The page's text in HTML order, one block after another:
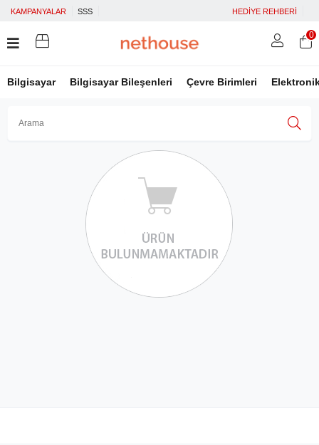
KAMPANYALAR SSS HEDİYE REHBERİ
Bilgisayar Bilgisayar Bileşenleri Çevre Birimleri
Üye Ol Facebook İle Bağlan
Google İle Bağlan
0